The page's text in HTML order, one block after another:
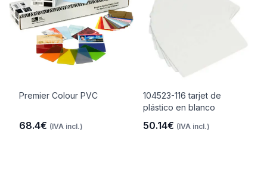
Premier Colour PVC
68.4€ (IVA incl.)
104523-116 tarjet de
plástico en blanco
50.14€ (IVA incl.)